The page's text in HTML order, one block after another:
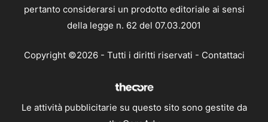
pertanto considerarsi un prodotto editoriale ai sensi
della legge n. 62 del 07.03.2001
Copyright ©2026 - Tutti i diritti riservati - Contattaci
Le attività pubblicitarie su questo sito sono gestite da